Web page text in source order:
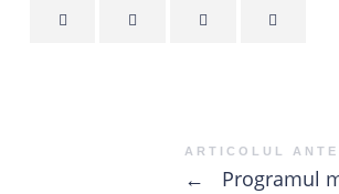
ARTICOLUL
←
Programul